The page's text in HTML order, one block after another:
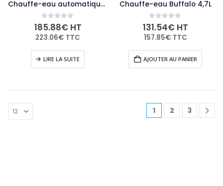
Chauffe-eau automatique remplissage manuel Buffalo 10L
0out of 5
185.88€ HT
223.06€ TTC
LIRE LA SUITE
Chauffe-eau Buffalo 4,7L
0out of 5
131.54€ HT
157.85€ TTC
AJOUTER AU PANIER
1 2 3